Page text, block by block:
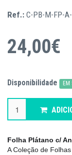
Ref.: C-PB-M-FP-
24,00€
Disponibilidade EM
Folha Plátano c/
A Coleção de